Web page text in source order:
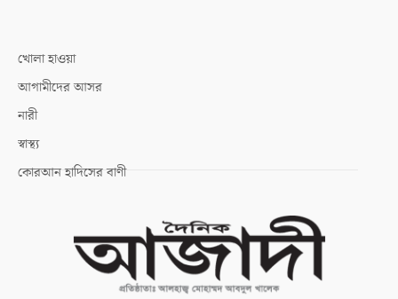
খোলা হাওয়া
আগামীদের আসর
নারী
স্বাস্থ্য
কোরআন হাদিসের বাণী